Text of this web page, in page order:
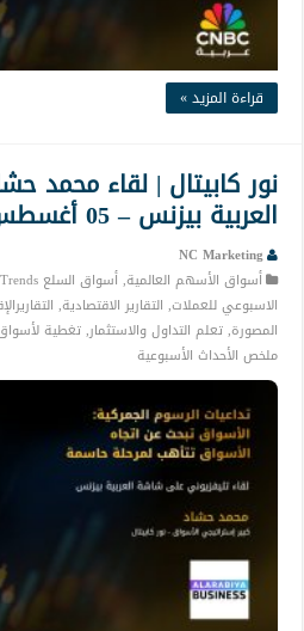
قراءة المزيد »
نور كابيتال | لقاء محمد
العربية بيزنس – 05 أغسطس 2025
NC Marketing
أسواق الأسهم العالمية,أسواق السلع Noor Trends
الاسبوعي للعملات, التقارير الاقتصادية,
المصورة,تعلم التداول والاستثمار,تغطية
ملخص الأحداث الأسبوعية